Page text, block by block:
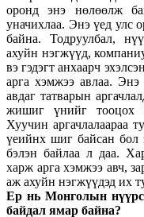
оронд энэ нөлөөлж
уначихлаа. Энэ үед улс
байна. Тодруулбал,
ахуйн нэгжүүд,
вэ гэдэгт анхаарч
арга хэмжээ авлаа. Энэ
авдаг татварын
жишиг үнийг тооцох
Хуучин аргачлалаараа
үеийнх шиг байсан бол
бэлэн байлаа л даа.
харж арга хэмжээ авч,
аж ахуйн нэгжүүдэд их
Ер нь Монголын нүүрс
байдал ямар байна?